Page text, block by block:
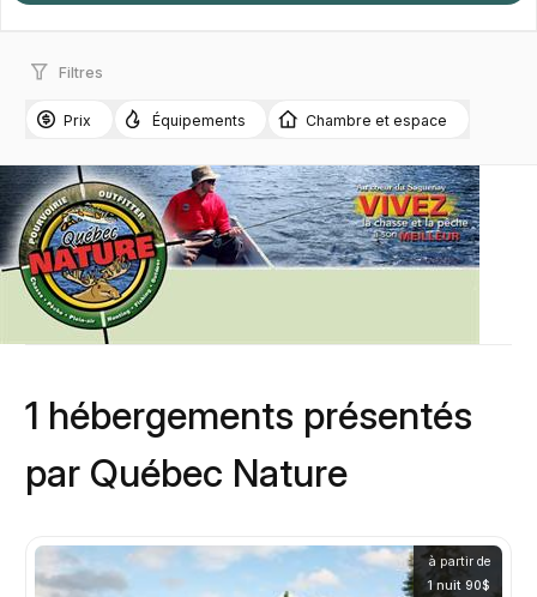
Filtres
Prix Équipements Chambre et espace
1 hébergements présentés
par Québec Nature
à partir de
1 nuit 90$